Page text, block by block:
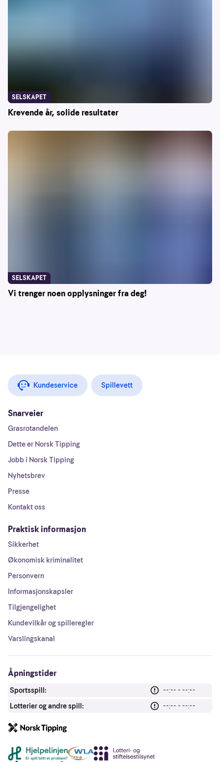
Krevende år, solide resultater
SELSKAPET
Vi trenger noen opplysninger fra deg!
SELSKAPET
Kundeservice Spillevett
Snarveier
Grasrotandelen
Dette er Norsk Tipping
Jobb i Norsk Tipping
Nyhetsbrev
Presse
Kontakt oss
Praktisk informasjon
Sikkerhet
Økonomisk kriminalitet
Personvern
Informasjonskapsler
Tilgjengelighet
Kundevilkår og spilleregler
Varslingskanal
Åpningstider
Sportsspill:
--:-- - --:--
Lotterier og andre spill:
--:-- - --:--
Andre lenker